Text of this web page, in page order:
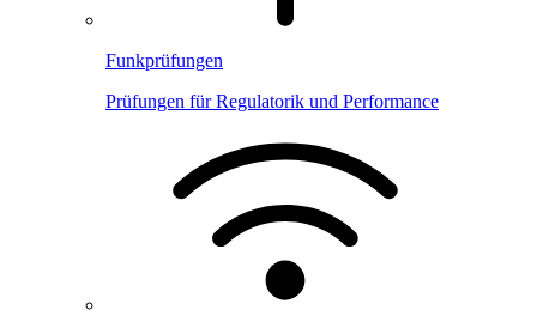
Funkprüfungen
Prüfungen für Regulatorik und Performance